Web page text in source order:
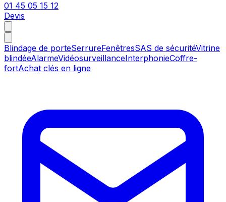
01 45 05 15 12
Devis
Blindage de porteSerrureFenêtresSAS de sécuritéVitrine
blindéeAlarmeVidéosurveillanceInterphonieCoffre-
fortAchat clés en ligne